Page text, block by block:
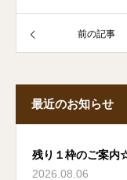
前の記事
最近のお知らせ
残り１枠のご案内
2026.08.06